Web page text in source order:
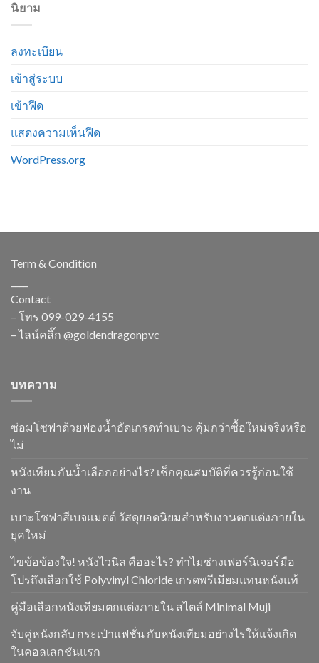
นิยาม
ลงทะเบียน
เข้าสู่ระบบ
เข้าฟีด
แสดงความเห็นฟีด
WordPress.org
Term & Condition
Contact
– โทร 099-029-4155
– ไลน์คลิ๊ก @goldendragonpvc
บทความ
ซ่อมโซฟาด้วยฟองน้ำอัดเกรดทำเบาะ คุ้มกว่าซื้อใหม่จริงหรือ
ไม่
หนังเทียมกันน้ำเลือกอย่างไร? เช็กคุณสมบัติที่ควรรู้ก่อนใช้
งาน
เบาะโซฟาสีเบจแมตต์ วัสดุยอดนิยมสำหรับงานตกแต่งภายใน
ยุคใหม่
ไขข้อข้องใจ! หนังไวนิล คืออะไร? ทำไมช่างเฟอร์นิเจอร์มือ
โปรถึงเลือกใช้ Polyvinyl Chloride เกรดพรีเมียมแทนหนังแท้
คู่มือเลือกหนังเทียมตกแต่งภายใน สไตล์ Minimal Muji
จับคู่หนังกลับ กระเป๋าแฟชั่น กับหนังเทียมอย่างไรให้แจ้งเกิด
ในคอลเลกชันแรก